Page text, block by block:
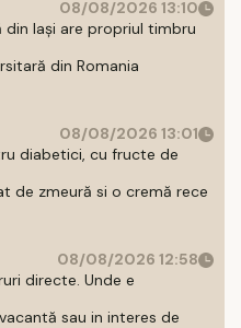
08/08/2026 13:10
din Iași are propriul timbru
din Romania
08/08/2026 13:01
diabetici, cu fructe de
de zmeură si o cremă rece
08/08/2026 12:58
directe. Unde e
sau in interes de